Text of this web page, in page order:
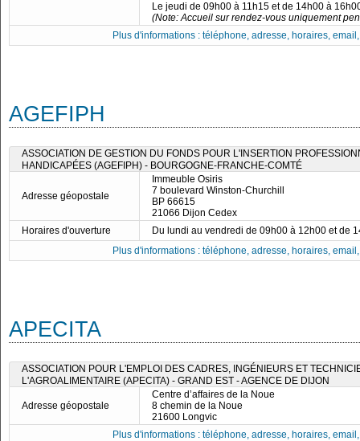
Le jeudi de 09h00 à 11h15 et de 14h00 à
(Note: Accueil sur rendez-vous uniquement
Plus d'informations : téléphone, adresse, horaires,
AGEFIPH
ASSOCIATION DE GESTION DU FONDS POUR L'INSERTION
HANDICAPÉES (AGEFIPH) - BOURGOGNE-FRANCHE-COMTÉ
Adresse géopostale
Immeuble Osiris
7 boulevard Winston-Churchill
BP 66615
21066 Dijon Cedex
Horaires d'ouverture
Du lundi au vendredi de 09h00 à 12h00 et de
Plus d'informations : téléphone, adresse, horaires,
APECITA
ASSOCIATION POUR L'EMPLOI DES CADRES, INGÉNIEURS ET
L'AGROALIMENTAIRE (APECITA) - GRAND EST - AGENCE DE DIJON
Adresse géopostale
Centre d’affaires de la Noue
8 chemin de la Noue
21600 Longvic
Plus d'informations : téléphone, adresse, horaires,